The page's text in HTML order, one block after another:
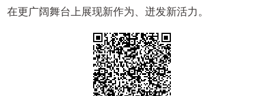
在更广阔舞台上展现新作为、迸发新活力。